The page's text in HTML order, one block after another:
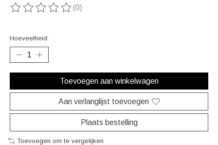
De beoordeling van dit product is
(0)
Hoeveelheid:
Toevoegen aan winkelwagen
Aan verlanglijst toevoegen
Plaats bestelling
Toevoegen om te vergelijken